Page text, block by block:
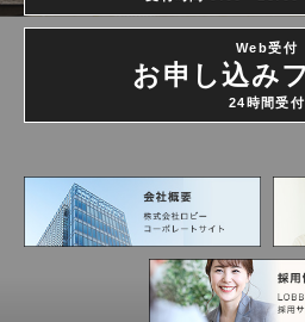
Web受付
お申し込み
24時間受付